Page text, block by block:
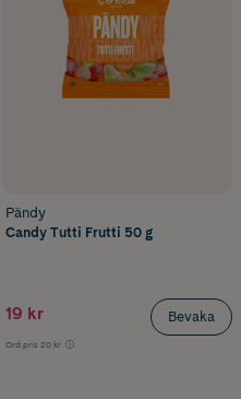
Pändy
Candy Tutti Frutti 50 g
19 kr
Ord.pris 20 kr
Bevaka